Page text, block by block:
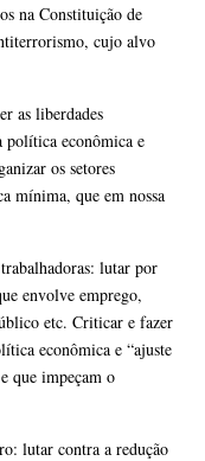
na Constituição de
cujo alvo
as liberdades
política econômica e
os setores
mínima, que em nossa
lutar por
envolve emprego,
etc. Criticar e fazer
econômica e “ajuste
que impeçam o
lutar contra a redução